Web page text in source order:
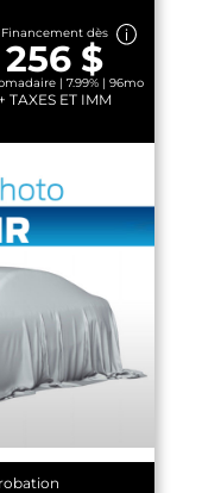
Financement dès
256 $
| 7.99% | 96mo
+ TAXES ET IMM